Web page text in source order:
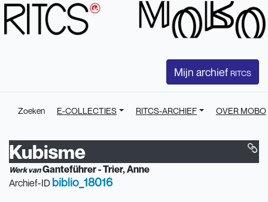
Mijn archief RITCS
Zoeken E-COLLECTIES RITCS-ARCHIEF OVER MOBO
Kubisme
Werk van Ganteführer - Trier, Anne
Archief-ID biblio_18016